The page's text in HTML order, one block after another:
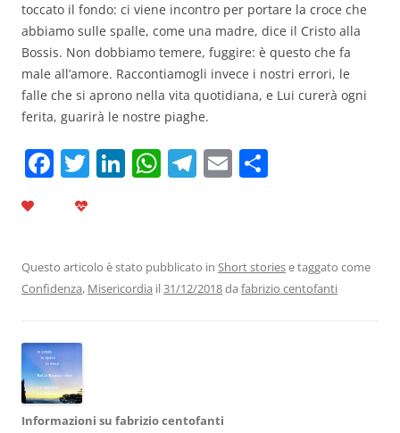
toccato il fondo: ci viene incontro per portare la croce che
abbiamo sulle spalle, come una madre, dice il Cristo alla
Bossis. Non dobbiamo temere, fuggire: è questo che fa
male all’amore. Raccontiamogli invece i nostri errori, le
falle che si aprono nella vita quotidiana, e Lui curerà ogni
ferita, guarirà le nostre piaghe.
F
b
o
o
k
T Li
dI
n
W
A
p
T
a
m
E
vi
di
Questo articolo è stato pubblicato in Short storiese taggato come
Confidenza, Misericordia il31/12/2018da fabrizio centofanti
Informazioni su fabrizio centofanti